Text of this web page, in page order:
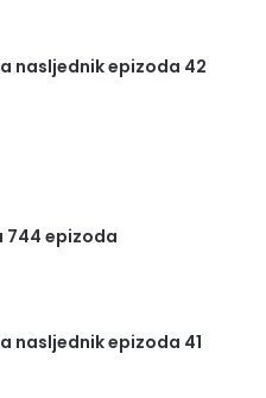
nasljednik epizoda 42
744 epizoda
nasljednik epizoda 41